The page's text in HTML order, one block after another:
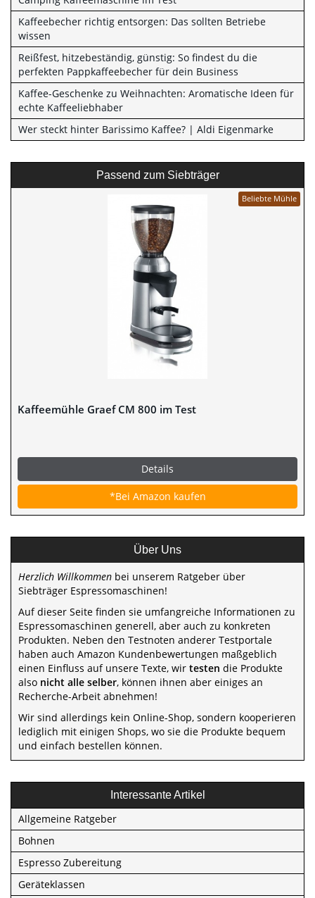
Kaffeebecher richtig entsorgen: Das sollten Betriebe
wissen
Reißfest, hitzebeständig, günstig: So findest du die
perfekten Pappkaffeebecher für dein Business
Kaffee-Geschenke zu Weihnachten: Aromatische Ideen für
echte Kaffeeliebhaber
Wer steckt hinter Barissimo Kaffee? | Aldi Eigenmarke
Passend zum Siebträger
Beliebte Mühle
Kaffeemühle Graef CM 800 im Test
Details
*Bei Amazon kaufen
Über Uns
Herzlich Willkommen bei unserem Ratgeber über
Siebträger Espressomaschinen!
Auf dieser Seite finden sie umfangreiche Informationen zu
Espressomaschinen generell, aber auch zu konkreten
Produkten. Neben den Testnoten anderer Testportale
haben auch Amazon Kundenbewertungen maßgeblich
einen Einfluss auf unsere Texte, wir testen die Produkte
also nicht alle selber, können ihnen aber einiges an
Recherche-Arbeit abnehmen!
Wir sind allerdings kein Online-Shop, sondern kooperieren
lediglich mit einigen Shops, wo sie die Produkte bequem
und einfach bestellen können.
Interessante Artikel
Allgemeine Ratgeber
Bohnen
Espresso Zubereitung
Geräteklassen